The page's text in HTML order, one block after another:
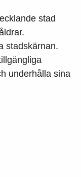
stad
stadskärnan.
underhålla sina